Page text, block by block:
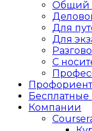
Общий
Для
Для
С
Бесплатные
Компании